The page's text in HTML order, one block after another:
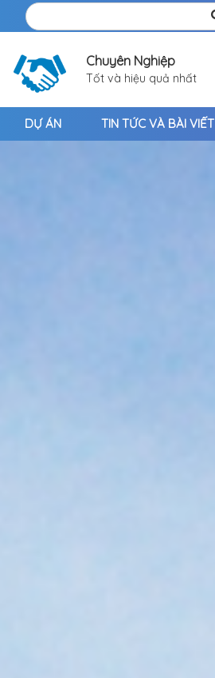
Chuyên Nghiệp
Tốt và hiệu quả nhất
DỰ ÁN TIN TỨC VÀ BÀI VIẾT